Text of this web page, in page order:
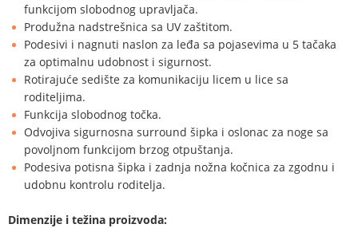
funkcijom slobodnog upravljača.
Produžna nadstrešnica sa UV zaštitom.
Podesivi i nagnuti naslon za leđa sa pojasevima u 5 tačaka
za optimalnu udobnost i sigurnost.
Rotirajuće sedište za komunikaciju licem u lice sa
roditeljima.
Funkcija slobodnog točka.
Odvojiva sigurnosna surround šipka i oslonac za noge sa
povoljnom funkcijom brzog otpuštanja.
Podesiva potisna šipka i zadnja nožna kočnica za zgodnu i
udobnu kontrolu roditelja.
Dimenzije i težina proizvoda: